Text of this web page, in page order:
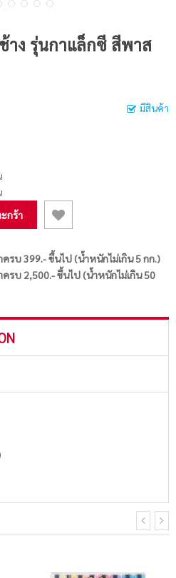
าง รุ่นกาแล็กซี สีพาส
มีสินค้า
กร้า
ครบ 399.- ขึ้นไป (น้ำหนักไม่เกิน 5 กก.)
ครบ 2,500.- ขึ้นไป (น้ำหนักไม่เกิน 50